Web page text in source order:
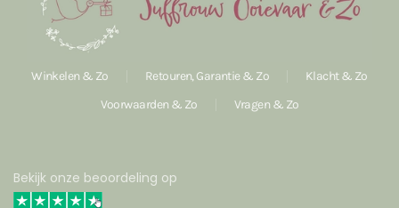
Winkelen & Zo Retouren, Garantie & Zo
Klacht & Zo
Voorwaarden & Zo
Vragen & Zo
Bekijk onze beoordeling op